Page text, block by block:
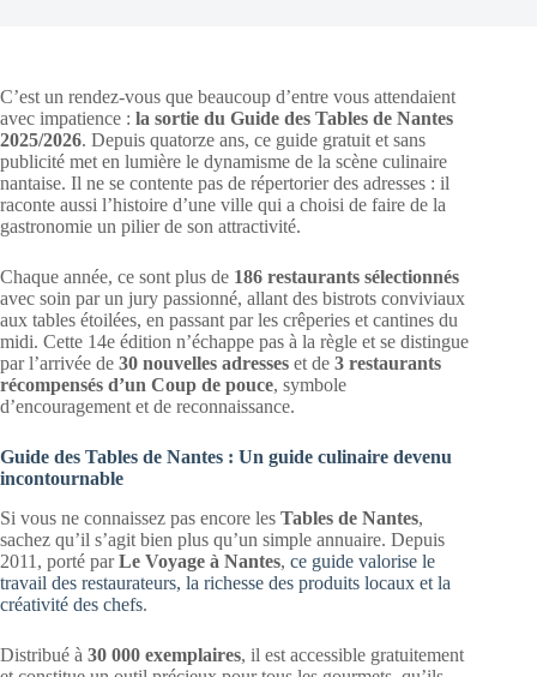
C’est un rendez-vous que beaucoup d’entre vous attendaient
avec impatience : la sortie du Guide des Tables de Nantes
2025/2026. Depuis quatorze ans, ce guide gratuit et sans
publicité met en lumière le dynamisme de la scène culinaire
nantaise. Il ne se contente pas de répertorier des adresses : il
raconte aussi l’histoire d’une ville qui a choisi de faire de la
gastronomie un pilier de son attractivité.
Chaque année, ce sont plus de 186 restaurants sélectionnés
avec soin par un jury passionné, allant des bistrots conviviaux
aux tables étoilées, en passant par les crêperies et cantines du
midi. Cette 14e édition n’échappe pas à la règle et se distingue
par l’arrivée de 30 nouvelles adresses et de 3 restaurants
récompensés d’un Coup de pouce, symbole
d’encouragement et de reconnaissance.
Guide des Tables de Nantes : Un guide culinaire devenu
incontournable
Si vous ne connaissez pas encore les Tables de Nantes,
sachez qu’il s’agit bien plus qu’un simple annuaire. Depuis
2011, porté parLe Voyage à Nantes, ce guide valorise le
travail des restaurateurs, la richesse des produits locaux et la
créativité des chefs.
Distribué à 30 000 exemplaires, il est accessible gratuitement